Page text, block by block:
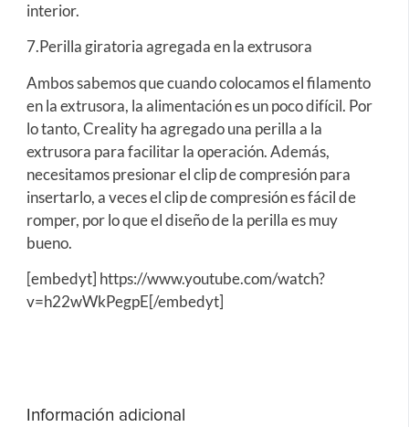
interior.
7.Perilla giratoria agregada en la extrusora
Ambos sabemos que cuando colocamos el filamento
en la extrusora, la alimentación es un poco difícil. Por
lo tanto, Creality ha agregado una perilla a la
extrusora para facilitar la operación. Además,
necesitamos presionar el clip de compresión para
insertarlo, a veces el clip de compresión es fácil de
romper, por lo que el diseño de la perilla es muy
bueno.
[embedyt] https://www.youtube.com/watch?
v=h22wWkPegpE[/embedyt]
Información adicional